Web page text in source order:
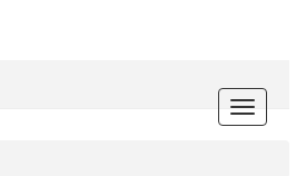
Toggle